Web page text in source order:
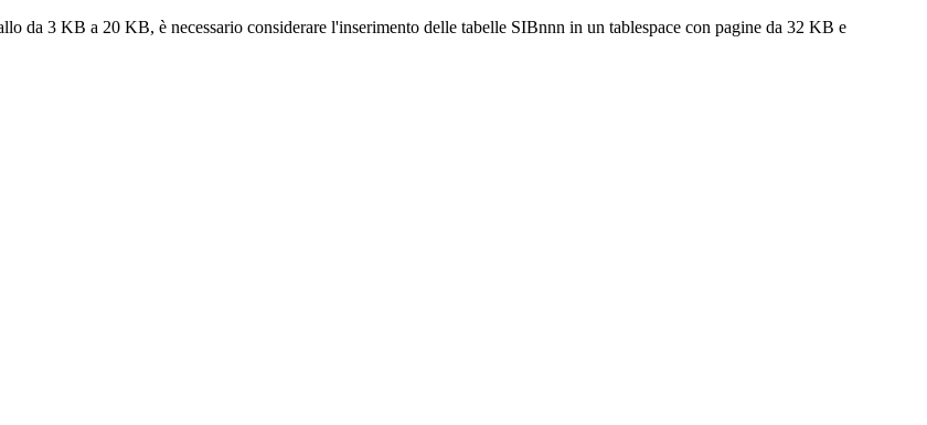
da 3 KB a 20 KB, è necessario considerare l'inserimento delle tabelle SIBnnn in un tablespace con pagine da 32 KB e